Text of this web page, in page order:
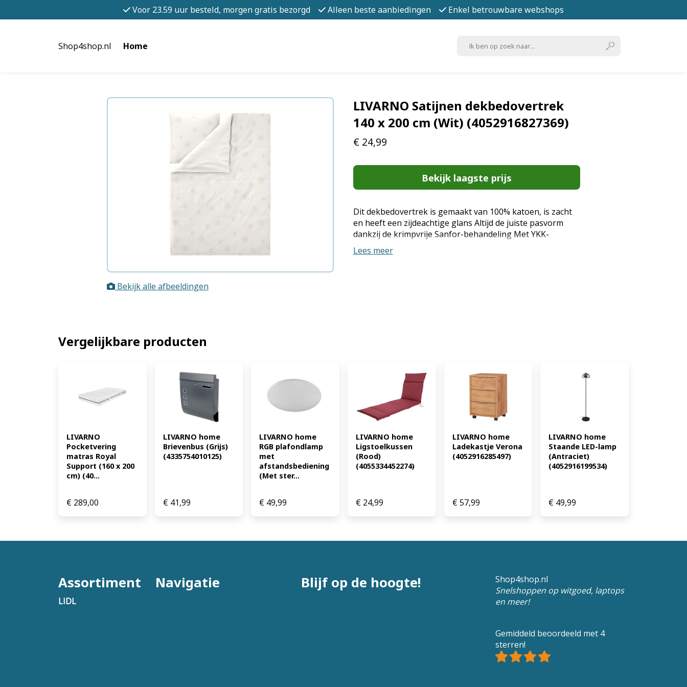
Voor 23.59 uur besteld, morgen gratis bezorgd Alleen beste aanbiedingen Enkel betrouwbare webshops
Shop4shop.nl Home
Bekijk alle afbeeldingen
LIVARNO Satijnen dekbedovertrek
140 x 200 cm (Wit) (4052916827369)
€ 24,99
Bekijk laagste prijs
Dit dekbedovertrek is gemaakt van 100% katoen, is zacht
en heeft een zijdeachtige glans Altijd de juiste pasvorm
dankzij de krimpvrije Sanfor-behandeling Met YKK-
merkritssluiting Onderhoudsvriendelijk - machinewasbaar
tot 60 °C en geschikt voor de droger Met ritssluiting -
Stoomstrijkijzer kan gebruikt worden niet chemisch
reinigen Leveringsomvang: 1x dekbedovertrek, 1x
kussensloop (EAN: 4052916827369)
Lees meer
Vergelijkbare producten
LIVARNO
Pocketvering
matras Royal
Support (160 x 200
cm) (40...
€ 289,00
LIVARNO home
Brievenbus (Grijs)
(4335754010125)
€41,99
LIVARNO home
RGB plafondlamp
met
afstandsbediening
(Met ster...
€ 49,99
LIVARNO home
Ligstoelkussen
(Rood)
(4055334452274)
€24,99
LIVARNO home
Ladekastje Verona
(4052916285497)
€57,99
LIVARNO home
Staande LED-lamp
(Antraciet)
(4052916199534)
€ 49,99
Assortiment
LIDL
Navigatie Blijf op de hoogte!
Shop4shop.nl
Snelshoppen op witgoed, laptops
en meer!
Gemiddeld beoordeeld met 4
sterren!